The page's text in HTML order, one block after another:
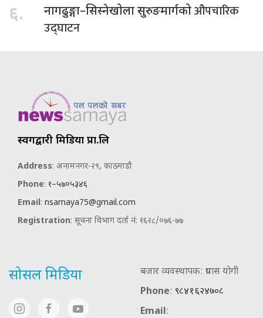
६. नागढुङ्गा–सिस्नेखोला सुरुङमार्गकोऔपचारिक
उद्घाटन
स्वर्गद्वारी मिडिया प्रा.लि
Address: अनामनगर-२९, काठमाडौ
Phone: १–५७०५३४६
Email: nsamaya75@gmail.com
Registration: सूचना विभाग दर्ता नं: १६२८/०७६-७७
सोसल मिडिया
बजार व्यवस्थापक: प्रयास योगी
Phone: ९८४१६२४७०८
Email: